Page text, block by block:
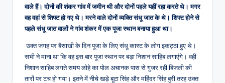
वाले हैं। दोनों की शंकर गांव में जमीन थी और दोनों पहले यहीं रहा करते थे। मगर
वह वहां से शिफ्ट हो गए थे। मरने वाले दोनों व्यक्ति संधू जात के थे। शिफ्ट होने से
पहले संधू जात वालों ने गांव शंकर में एक पूजा स्थान बनाया हुआ था।
उक्त जगह पर बैसाखी के दिन पूजा के लिए संधू कास्ट के लोग इकट्ठा हुए थे।
सभी ने माना था कि वह इस बार पूजा स्थान पर बड़ा निशान साहिब लगाएंगे। वही
निशान साहिब लगते समय लोहे का पोल अचानक पास से गुजर रही बिजली की
तारों पर टच हो गया। इतने में नीचे खड़े बूटा सिंह और महिंदर सिंह बुरी तरह उक्त